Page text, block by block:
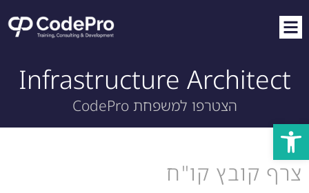
פתח סרגל נגישות
Infrastructure Architect
הצטרפו למשפחת CodePro
צרף קובץ קו"ח